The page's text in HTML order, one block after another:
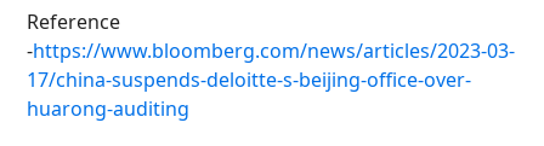
Reference
-https://www.bloomberg.com/news/articles/2023-03-
17/china-suspends-deloitte-s-beijing-office-over-
huarong-auditing